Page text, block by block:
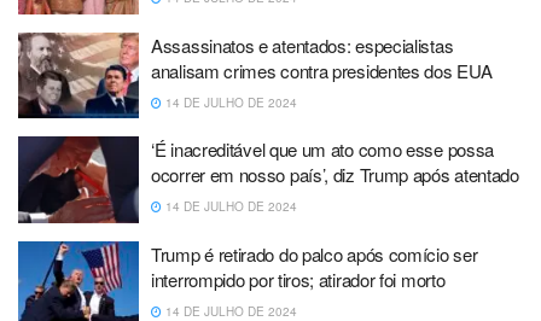
Assassinatos e atentados: especialistas
analisam crimes contra presidentes dos EUA
14 DE JULHO DE 2024
‘É inacreditável que um ato como esse possa
ocorrer em nosso país’, diz Trump após atentado
14 DE JULHO DE 2024
Trump é retirado do palco após comício ser
interrompido por tiros; atirador foi morto
14 DE JULHO DE 2024